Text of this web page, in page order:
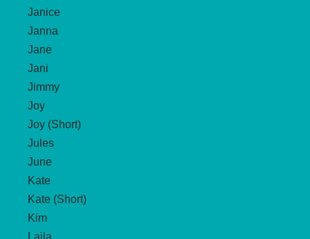
Janice
Janna
Jane
Jani
Jimmy
Joy
Joy (Short)
Jules
June
Kate
Kate (Short)
Kim
Laila